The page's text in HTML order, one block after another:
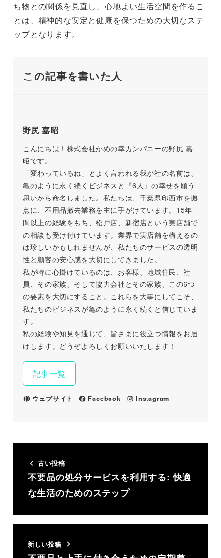
ち物との関係を見直し、心地よい生活空間を作るこ
とは、精神的な安定と健康を保つための大切なステ
ップとなります。
この記事を書いた人
野尻 嘉昭
こんにちは！株式会社かめの幸カンパニーの野尻 嘉
昭です。
「変わっているね」とよく言われる我が社の名前は、
亀のように永く続くビジネスと『6人』の幸せを願う
思いから命名しました。私たちは、千葉県印西市を拠
点に、不用品撤去業務を主に手がけています。15年
間以上の経験をもち、松戸店、新宿店という実店舗で
の相談も受け付けています。業界で実店舗を構えるの
は珍しいかもしれませんが、私たちのサービスの透明
性と顧客の安心感を大切にしてきました。
私が特に心掛けているのは、お客様、地域住民、社
員、その家族、そして協力会社とその家族、この6つ
の要素を大切にすること。これらを大事にしてこそ、
私たちのビジネスが亀のように永く続くと信じていま
す。
私の経験や知見を通じて、皆さまに役立つ情報をお届
けします。どうぞよろしくお願いいたします！
記事一覧
ウェブサイト Facebook Instagram
古い投稿
不要品の処分サービスを利用する: 快適
な生活のためのステップ
新しい投稿